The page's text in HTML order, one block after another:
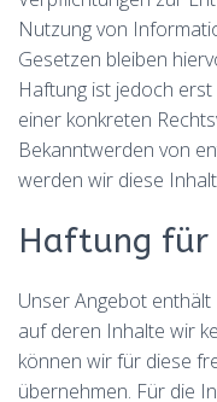
Nutzung von
Gesetzen bleiben
Haftung ist jedoch
einer konkreten
Bekanntwerden von
werden wir diese
Haftung für
Unser Angebot
auf deren Inhalte wir
können wir für diese
übernehmen. Für die